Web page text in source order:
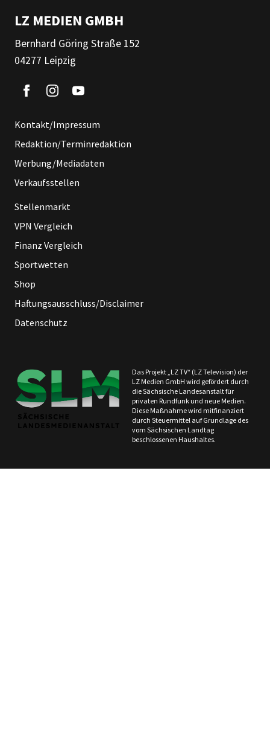
LZ MEDIEN GMBH
Bernhard Göring Straße 152
04277 Leipzig
Kontakt/Impressum
Redaktion/Terminredaktion
Werbung/Mediadaten
Verkaufsstellen
Stellenmarkt
VPN Vergleich
Finanz Vergleich
Sportwetten
Shop
Haftungsausschluss/Disclaimer
Datenschutz
Das Projekt „LZ TV“ (LZ Television) der
LZ Medien GmbH wird gefördert durch
die Sächsische Landesanstalt für
privaten Rundfunk und neue Medien.
Diese Maßnahme wird mitfinanziert
durch Steuermittel auf Grundlage des
vom Sächsischen Landtag
beschlossenen Haushaltes.